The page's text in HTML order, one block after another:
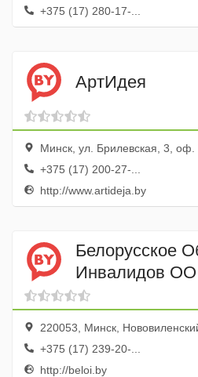
+375 (17) 280-17-...
АртИдея
Минск, ул. Брилевская, 3, оф.
+375 (17) 200-27-...
http://www.artideja.by
Белорусское
Инвалидов ОО
района Минска
220053, Минск,
+375 (17) 239-20-...
http://beloi.by